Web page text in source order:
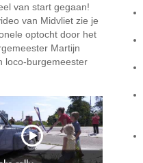
van start gegaan!
van Midvliet zie je
optocht door het
Martijn
loco-burgemeester